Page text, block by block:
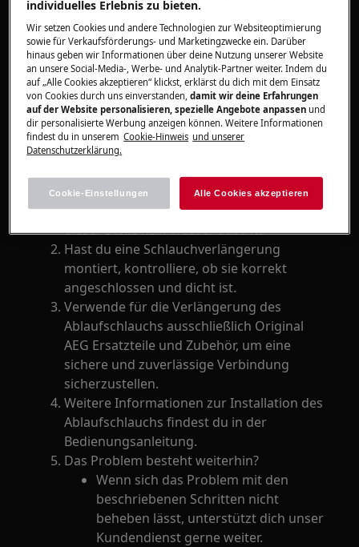
Gilt für
Geschirrspülmaschinen
Lösung
Wenn Wasser aus dem Ablaufschlauch austritt,
überprüfe folgende Punkte:
Stelle sicher, dass die Verbindung zwischen
Ablaufschlauch und Siphon bzw.
Abflussrohr korrekt installiert ist und an
dieser Stelle kein Wasser austritt.
Hast du eine Schlauchverlängerung
montiert, kontrolliere, ob sie korrekt
angeschlossen und dicht ist.
Verwende für die Verlängerung des
Ablaufschlauchs ausschließlich Original
AEG Ersatzteile und Zubehör, um eine
sichere und zuverlässige Verbindung
sicherzustellen.
Weitere Informationen zur Installation des
Ablaufschlauchs findest du in der
Bedienungsanleitung.
Das Problem besteht weiterhin?
Wenn sich das Problem mit den
beschriebenen Schritten nicht
beheben lässt, unterstützt dich unser
Kundendienst gerne weiter.
individuelles Erlebnis zu bieten.
Wir setzen Cookies und andere Technologien zur Websiteoptimierung
sowie für Verkaufsförderungs- und Marketingzwecke ein. Darüber
hinaus geben wir Informationen über deine Nutzung unserer Website
an unsere Social-Media-, Werbe- und Analytik-Partner weiter. Indem du
auf „Alle Cookies akzeptieren“ klickst, erklärst du dich mit dem Einsatz
von Cookies durch uns einverstanden,damit wir deine Erfahrungen
auf der Website personalisieren, spezielle Angebote anpassen und
dir personalisierte Werbung anzeigen können. Weitere Informationen
findest du in unserem Cookie-Hinweis und unserer
Datenschutzerklärung.
Cookie-Einstellungen Alle Cookies akzeptieren